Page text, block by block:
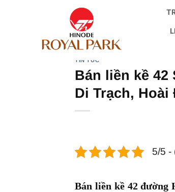
TIN TỨC
Bán liền kề 42
Di Trạch,
5/5 -
Bán liền kề 42 đường